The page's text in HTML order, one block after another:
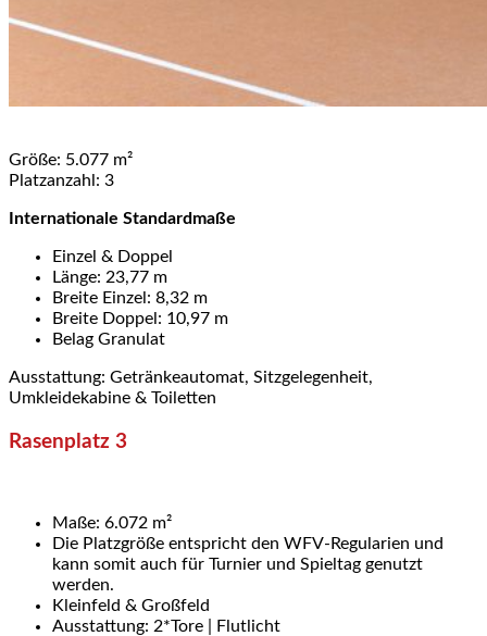
Größe: 5.077 m²
Platzanzahl: 3
Internationale Standardmaße
Einzel & Doppel
Länge: 23,77 m
Breite Einzel: 8,32 m
Breite Doppel: 10,97 m
Belag Granulat
Ausstattung: Getränkeautomat, Sitzgelegenheit,
Umkleidekabine & Toiletten
Rasenplatz 3
Maße: 6.072 m²
Die Platzgröße entspricht den WFV-Regularien und
kann somit auch für Turnier und Spieltag genutzt
werden.
Kleinfeld & Großfeld
Ausstattung: 2*Tore | Flutlicht